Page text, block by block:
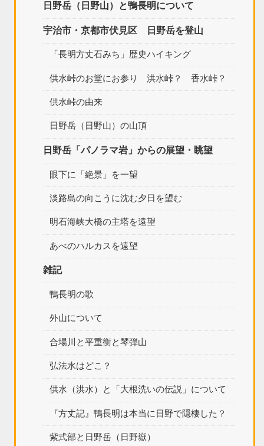
日野岳（日野山）と鴨長明について
宇治市・京都市伏見区 日野岳を登山
「長明方丈石みち」歴史ハイキング
供水峠のお堂にお参り 洪水峠？ 香水峠？
供水峠の由来
日野岳（日野山）の山頂
日野岳「パノラマ岩」からの展望・眺望
眼下に「絶景」を一望
淡路島の向こうに沈む夕日を望む
明石海峡大橋の主塔を遠望
あべのハルカスを遠望
雑記
鴨長明の歌
外山について
合場川と平重衡と琴弾山
弘法水はどこ？
供水（洪水）と「大根洗いの伝説」について
『方丈記』鴨長明は本当に日野で隠棲した？
紫式部と日野岳（日野嶽）